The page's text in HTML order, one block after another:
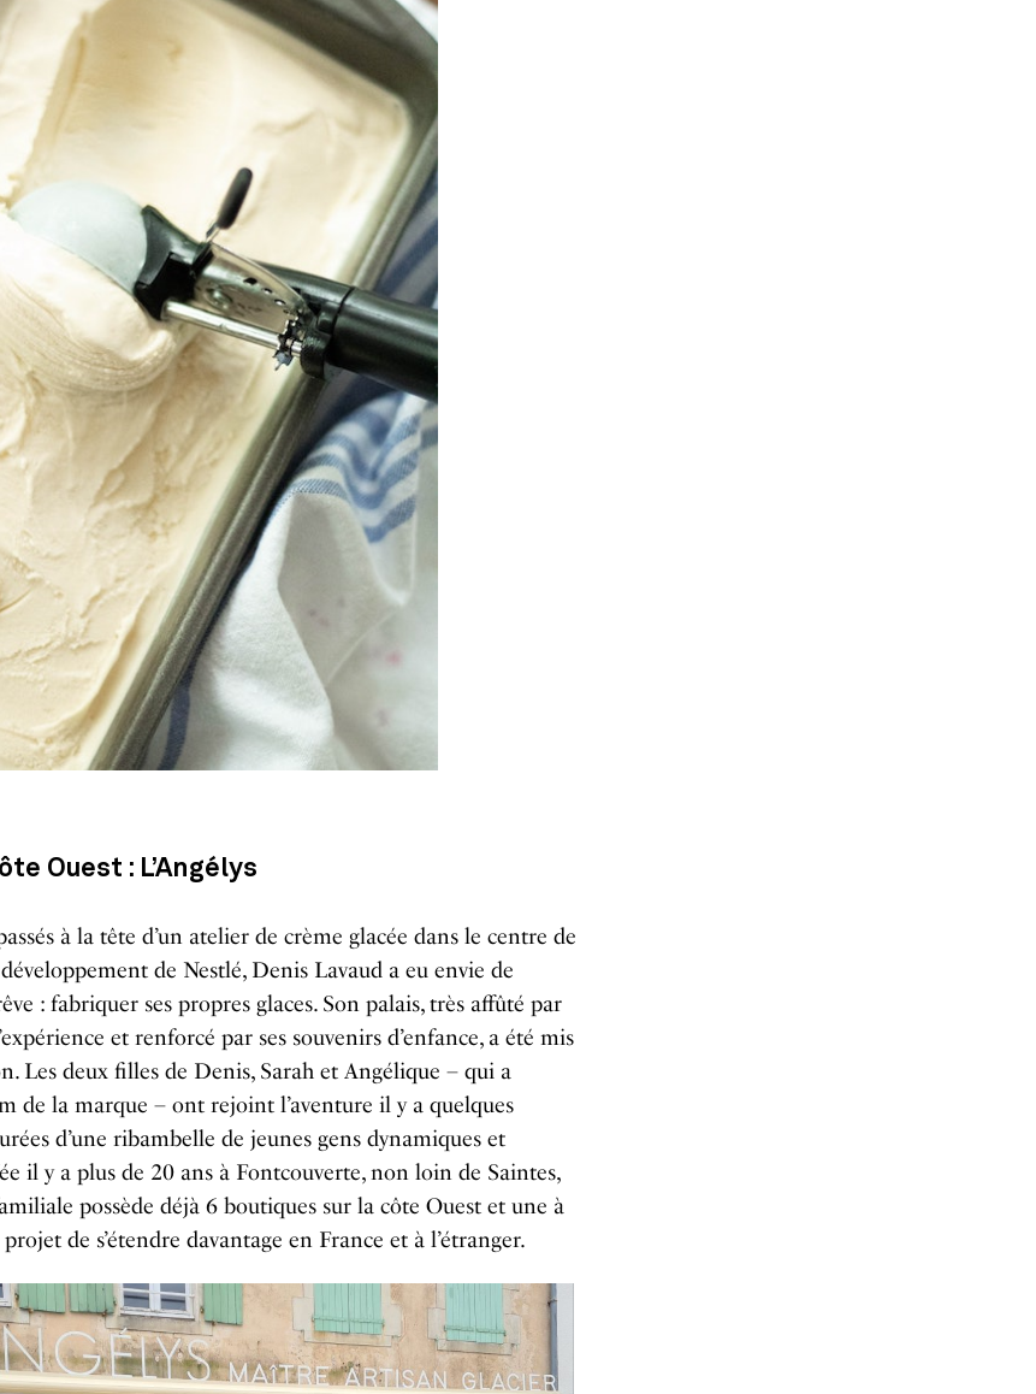
Ouest : L’Angélys
à la tête d’un atelier de crème glacée dans le centre de
de Nestlé, Denis Lavaud a eu envie de
: fabriquer ses propres glaces. Son palais, très affûté par
et renforcé par ses souvenirs d’enfance, a été mis
Les deux filles de Denis, Sarah et Angélique – qui a
de la marque – ont rejoint l’aventure il y a quelques
d’une ribambelle de jeunes gens dynamiques et
il y a plus de 20 ans à Fontcouverte, non loin de Saintes,
possède déjà 6 boutiques sur la côte Ouest et une à
projet de s’étendre davantage en France et à l’étranger.